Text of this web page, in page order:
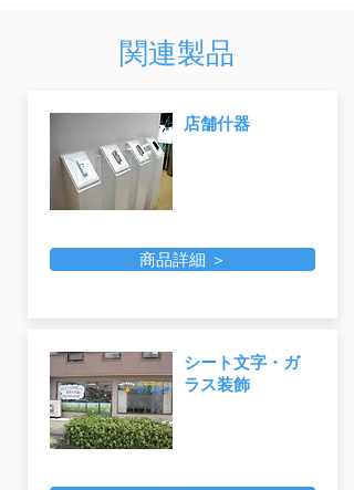
関連製品
店舗什器
商品詳細 ＞
シート文字・ガ
ラス装飾